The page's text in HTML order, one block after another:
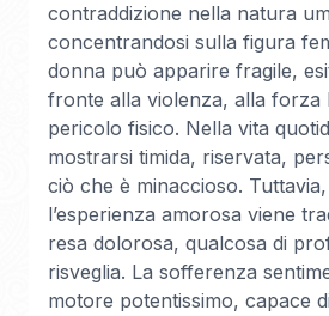
contraddizione nella natura
concentrandosi sulla figura
donna può apparire fragile,
fronte alla violenza, alla forza
pericolo fisico. Nella vita
mostrarsi timida, riservata,
ciò che è minaccioso.
l’esperienza amorosa viene
resa dolorosa, qualcosa di
risveglia. La sofferenza
motore potentissimo, capace